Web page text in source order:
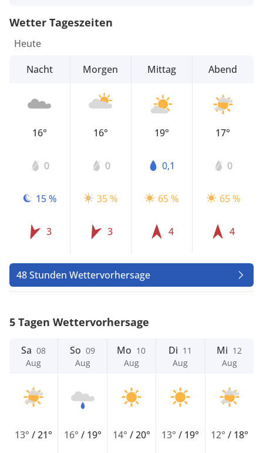
Wetter Tageszeiten
Heute
Nacht
16°
0
15 %
3
Morgen
16°
0
35 %
3
Mittag
19°
0,1
65 %
4
Abend
17°
0
65 %
4
48 Stunden Wettervorhersage
5 Tagen Wettervorhersage
Sa 08
Aug
13°/21°
So 09
Aug
16° / 19°
Mo 10
Aug
14° /20°
Di 11
Aug
13°/ 19°
Mi 12
Aug
12° / 18°